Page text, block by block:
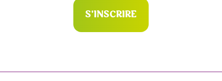
S'INSCRIRE